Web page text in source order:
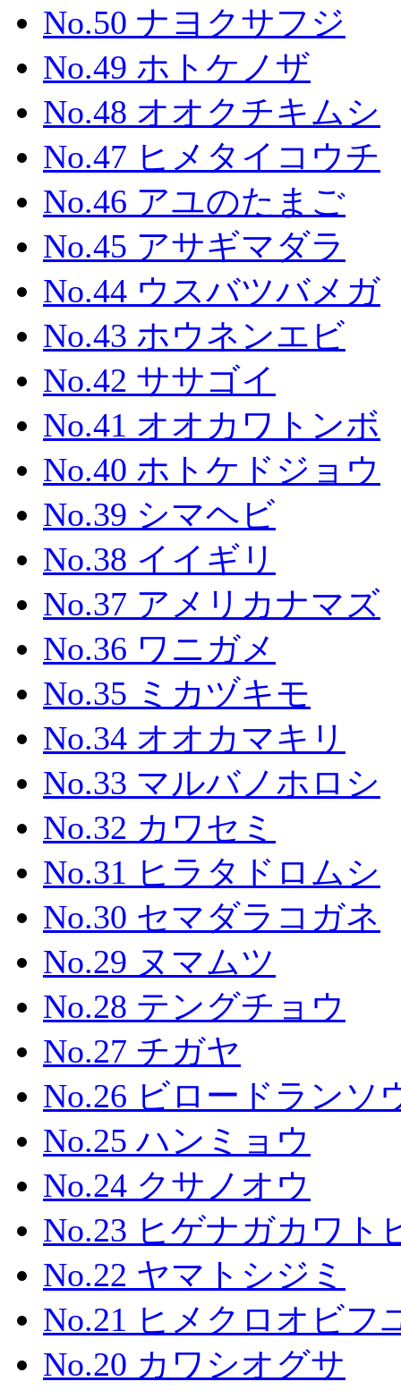
No.50 ナヨクサフジ
No.49 ホトケノザ
No.48 オオクチキムシ
No.47 ヒメタイコウチ
No.46 アユのたまご
No.45 アサギマダラ
No.44 ウスバツバメガ
No.43 ホウネンエビ
No.42 ササゴイ
No.41 オオカワトンボ
No.40 ホトケドジョウ
No.39 シマヘビ
No.38 イイギリ
No.37 アメリカナマズ
No.36 ワニガメ
No.35 ミカヅキモ
No.34 オオカマキリ
No.33 マルバノホロシ
No.32 カワセミ
No.31 ヒラタドロムシ
No.30 セマダラコガネ
No.29 ヌマムツ
No.28 テングチョウ
No.27 チガヤ
No.26 ビロードランソ
No.25 ハンミョウ
No.24 クサノオウ
No.23 ヒゲナガカワト
No.22 ヤマトシジミ
No.21 ヒメクロオビフ
No.20 カワシオグサ